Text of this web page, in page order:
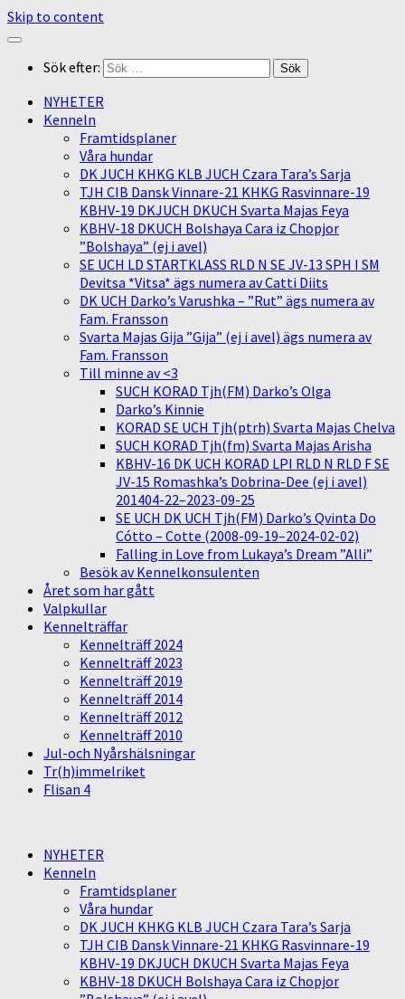
Skip to content
Sök efter:
NYHETER
Kenneln
Framtidsplaner
Våra hundar
DK JUCH KHKG KLB JUCH Czara Tara’s Sarja
TJH CIB Dansk Vinnare-21 KHKG Rasvinnare-19
KBHV-19 DKJUCH DKUCH Svarta Majas Feya
KBHV-18 DKUCH Bolshaya Cara iz Chopjor
”Bolshaya” (ej i avel)
SE UCH LD STARTKLASS RLD N SE JV-13 SPH I SM
Devitsa *Vitsa* ägs numera av Catti Diits
DK UCH Darko’s Varushka – ”Rut” ägs numera av
Fam. Fransson
Svarta Majas Gija ”Gija” (ej i avel) ägs numera av
Fam. Fransson
Till minne av <3
SUCH KORAD Tjh(FM) Darko’s Olga
Darko’s Kinnie
KORAD SE UCH Tjh(ptrh) Svarta Majas Chelva
SUCH KORAD Tjh(fm) Svarta Majas Arisha
KBHV-16 DK UCH KORAD LPI RLD N RLD F SE
JV-15 Romashka’s Dobrina-Dee (ej i avel)
201404-22–2023-09-25
SE UCH DK UCH Tjh(FM) Darko’s Qvinta Do
Cótto – Cotte (2008-09-19–2024-02-02)
Falling in Love from Lukaya’s Dream ”Alli”
Besök av Kennelkonsulenten
Året som har gått
Valpkullar
Kennelträffar
Kennelträff 2024
Kennelträff 2023
Kennelträff 2019
Kennelträff 2014
Kennelträff 2012
Kennelträff 2010
Jul-och Nyårshälsningar
Tr(h)immelriket
Flisan 4
NYHETER
Kenneln
Framtidsplaner
Våra hundar
DK JUCH KHKG KLB JUCH Czara Tara’s Sarja
TJH CIB Dansk Vinnare-21 KHKG Rasvinnare-19
KBHV-19 DKJUCH DKUCH Svarta Majas Feya
KBHV-18 DKUCH Bolshaya Cara iz Chopjor